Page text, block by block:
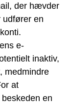
der hævder
udfører en
e-
inaktiv,
medmindre
at
en